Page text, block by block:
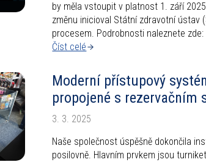
by měla vstoupit v platnost 1. září
změnu inicioval Státní zdravotní ústav
procesem. Podrobnosti naleznete zde:
Číst celé
Moderní přístupový
propojené s rezervačním
3. 3. 2025
Naše společnost úspěšně dokončila
posilovně. Hlavním prvkem jsou